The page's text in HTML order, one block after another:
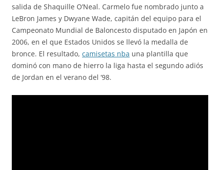
salida de Shaquille O’Neal. Carmelo fue nombrado junto a
LeBron James y Dwyane Wade, capitán del equipo para el
Campeonato Mundial de Baloncesto disputado en Japón en
2006, en el que Estados Unidos se llevó la medalla de
bronce. El resultado, camisetas nba una plantilla que
dominó con mano de hierro la liga hasta el segundo adiós
de Jordan en el verano del ’98.